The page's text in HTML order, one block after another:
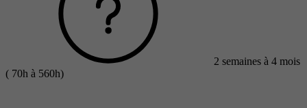
2 semaines à 4 mois
( 70h à 560h)